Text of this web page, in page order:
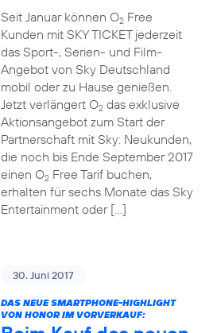
Seit Januar können O2Free
Kunden mit SKY TICKET jederzeit
das Sport-, Serien- und Film-
Angebot von Sky Deutschland
mobil oder zu Hause genießen.
Jetzt verlängert O2das exklusive
Aktionsangebot zum Start der
Partnerschaft mit Sky: Neukunden,
die noch bis Ende September 2017
einen O2Free Tarif buchen,
erhalten für sechs Monate das Sky
Entertainment oder […]
30. Juni 2017
DAS NEUE SMARTPHONE-HIGHLIGHT
VON HONOR IM VORVERKAUF: